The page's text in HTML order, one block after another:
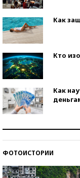
Как
Кто
Как
ФОТОИСТОРИИ